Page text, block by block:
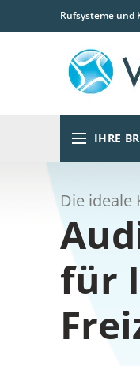
Rufsysteme und
IHRE
Die
für